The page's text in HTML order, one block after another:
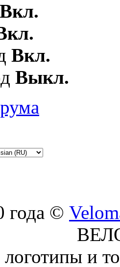
Вкл.
Вкл.
Выкл.
года ©
логотипы и